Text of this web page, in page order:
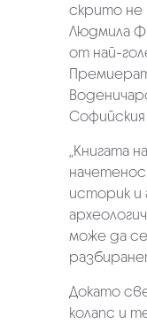
скрито не
Людмила
от най-
Софийския
„Книгата
историк и
може да
Докато
колапс и